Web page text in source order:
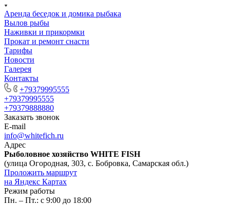
Аренда беседок и домика рыбака
Вылов рыбы
Наживки и прикормки
Прокат и ремонт снасти
Тарифы
Новости
Галерея
Контакты
+79379995555
+79379995555
+79379888880
Заказать звонок
E-mail
info@whitefich.ru
Адрес
Рыболовное хозяйство WHITE FISH
(улица Огородная, 303, с. Бобровка, Самарская обл.)
Проложить маршрут
на Яндекс Картах
Режим работы
Пн. – Пт.: с 9:00 до 18:00